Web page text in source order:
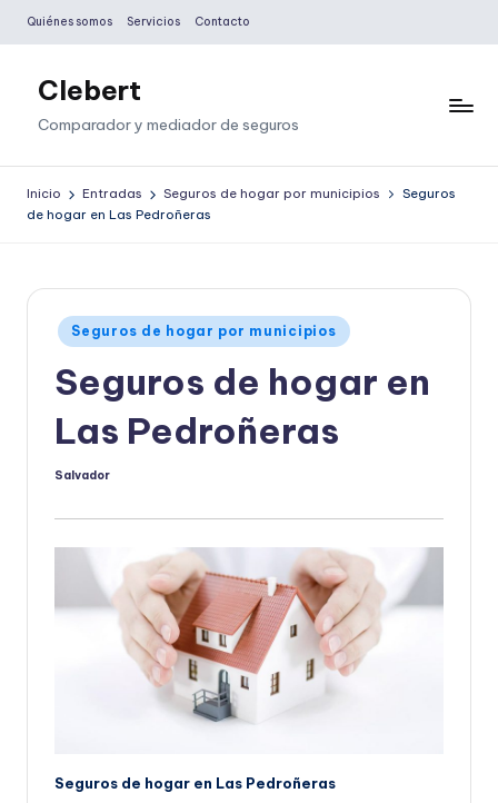
Saltar
contenido
Quiénes somos Servicios Contacto
Clebert
Comparador y mediador de seguros
Inicio Entradas Seguros de hogar por municipios
Seguros
de hogar en Las Pedroñeras
Publicado
en
Seguros de hogar por municipios
Seguros de hogar en
Las Pedroñeras
Publicado
Salvador
Seguros de hogar en Las Pedroñeras